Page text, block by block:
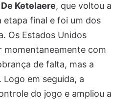
Ketelaere, que voltou a
etapa final e foi um dos
Os Estados Unidos
momentaneamente com
de falta, mas a
em seguida, a
do jogo e ampliou a